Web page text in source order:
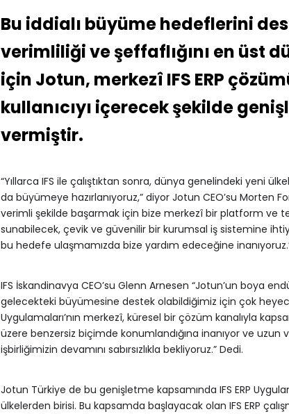
Bu iddialı büyüme hedeflerini
verimliliği ve şeffaflığını en üst
için Jotun, merkezî IFS ERP
kullanıcıyı içerecek şekilde
vermiştir.
“Yıllarca IFS ile çalıştıktan sonra, dünya genelindeki yeni
da büyümeye hazırlanıyoruz,” diyor Jotun CEO’su Morten
verimli şekilde başarmak için bize merkezî bir platform ve
sunabilecek, çevik ve güvenilir bir kurumsal iş sistemine
bu hedefe ulaşmamızda bize yardım edeceğine
IFS İskandinavya CEO’su Glenn Arnesen “Jotun’un boya
gelecekteki büyümesine destek olabildiğimiz için çok
Uygulamaları’nın merkezî, küresel bir çözüm kanalıyla
üzere benzersiz biçimde konumlandığına inanıyor ve uzun ve
işbirliğimizin devamını sabırsızlıkla bekliyoruz.” Dedi.
Jotun Türkiye de bu genişletme kapsamında IFS ERP
ülkelerden birisi. Bu kapsamda başlayacak olan IFS ERP